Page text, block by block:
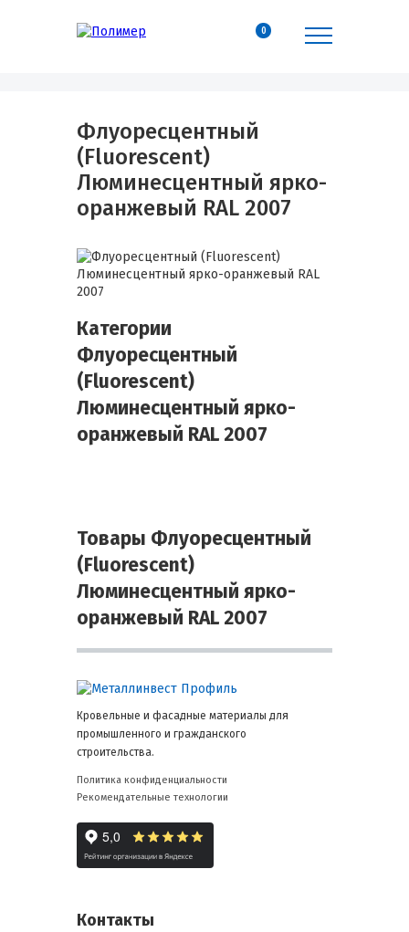
0
Флуоресцентный
(Fluorescent)
Люминесцентный ярко-
оранжевый RAL 2007
Категории
Флуоресцентный
(Fluorescent)
Люминесцентный ярко-
оранжевый RAL 2007
Товары Флуоресцентный
(Fluorescent)
Люминесцентный ярко-
оранжевый RAL 2007
Кровельные и фасадные материалы для
промышленного и гражданского
строительства.
Политика конфиденциальности
Рекомендательные технологии
Контакты